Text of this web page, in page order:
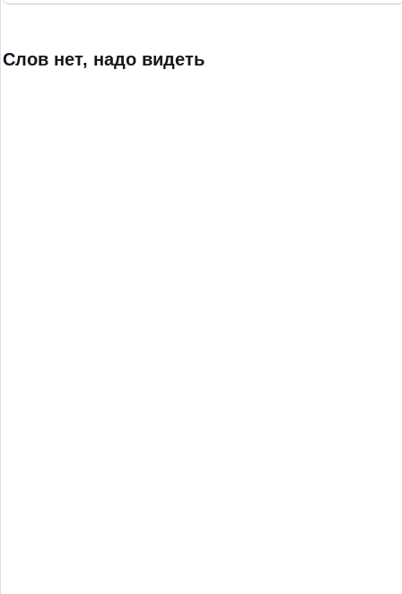
Слов нет, надо видеть